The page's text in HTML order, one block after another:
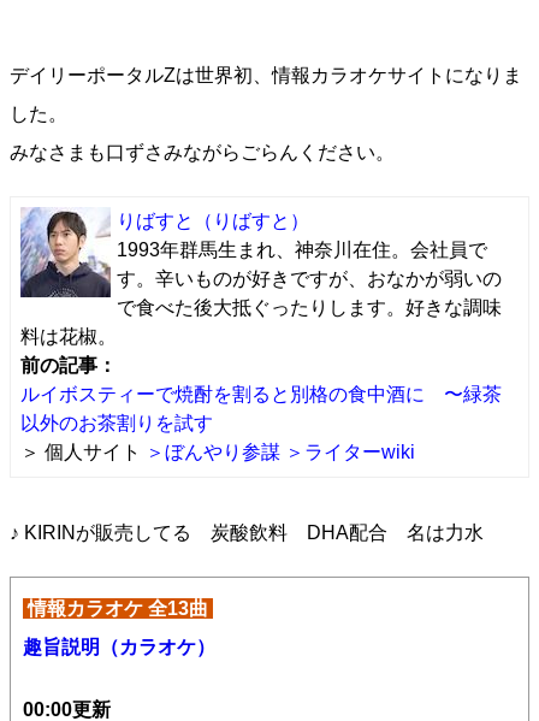
デイリーポータルZは世界初、情報カラオケサイトになりま
した。
みなさまも口ずさみながらごらんください。
りばすと
（りばすと）
1993年群馬生まれ、神奈川在住。会社員で
す。辛いものが好きですが、おなかが弱いの
で食べた後大抵ぐったりします。好きな調味
料は花椒。
前の記事：
ルイボスティーで焼酎を割ると別格の食中酒に 〜緑茶
以外のお茶割りを試す
＞ 個人サイト
＞ぼんやり参謀 ＞ライターwiki
♪ KIRINが販売してる 炭酸飲料 DHA配合 名は力水
情報カラオケ 全13曲
趣旨説明（カラオケ）
00:00更新